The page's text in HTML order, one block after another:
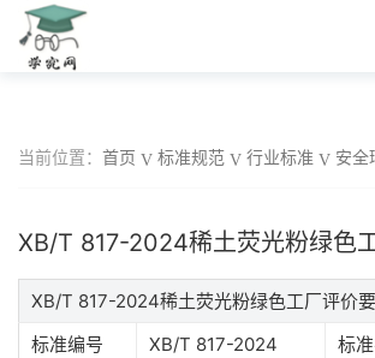
当前位置： 首页 标准规范 行业标准 安全
XB/T 817-2024稀土荧光粉绿色
XB/T 817-2024稀土荧光粉绿色工厂评价
标准编号
XB/T 817-2024 标